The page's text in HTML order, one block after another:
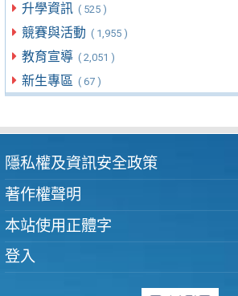
升學資訊 ( 525 )
競賽與活動 ( 1,955 )
教育宣導 ( 2,051 )
新生專區 ( 67 )
隱私權及資訊安全政策
著作權聲明
本站使用正體字
登入